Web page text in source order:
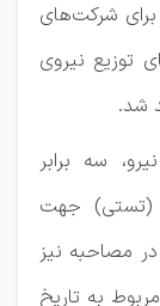
شرکت‌های
توزیع نیروی
شد.
سه برابر
(تستی) جهت
مصاحبه نیز
به تاریخ